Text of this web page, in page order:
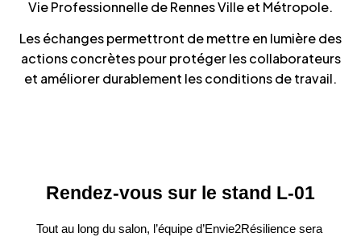
Vie Professionnelle de Rennes Ville et Métropole.
Les échanges permettront de mettre en lumière des
actions concrètes pour protéger les collaborateurs
et améliorer durablement les conditions de travail.
Rendez-vous sur le stand L-01
Tout au long du salon, l’équipe d’Envie2Résilience sera